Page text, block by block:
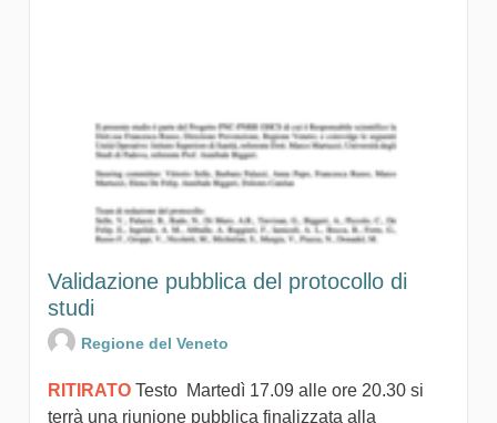
Validazione pubblica del protocollo di
studi
Regione del Veneto
RITIRATO Testo Martedì 17.09 alle ore 20.30 si
terrà una riunione pubblica finalizzata alla